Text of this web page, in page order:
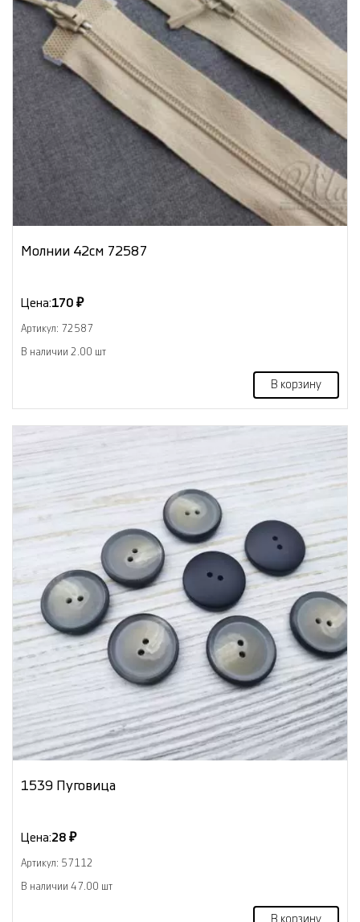
Молнии 42см 72587
Цена:170 ₽
Артикул: 72587
В наличии 2.00 шт
В корзину
1539 Пуговица
Цена:28 ₽
Артикул: 57112
В наличии 47.00 шт